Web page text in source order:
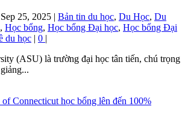
Sep 25, 2025 | Bản tin du học, Du Học, Du
, Học bổng, Học bổng Đại học, Học bổng Đại
du học | 0 |
(ASU) là trường đại học tân tiến, chú trọng